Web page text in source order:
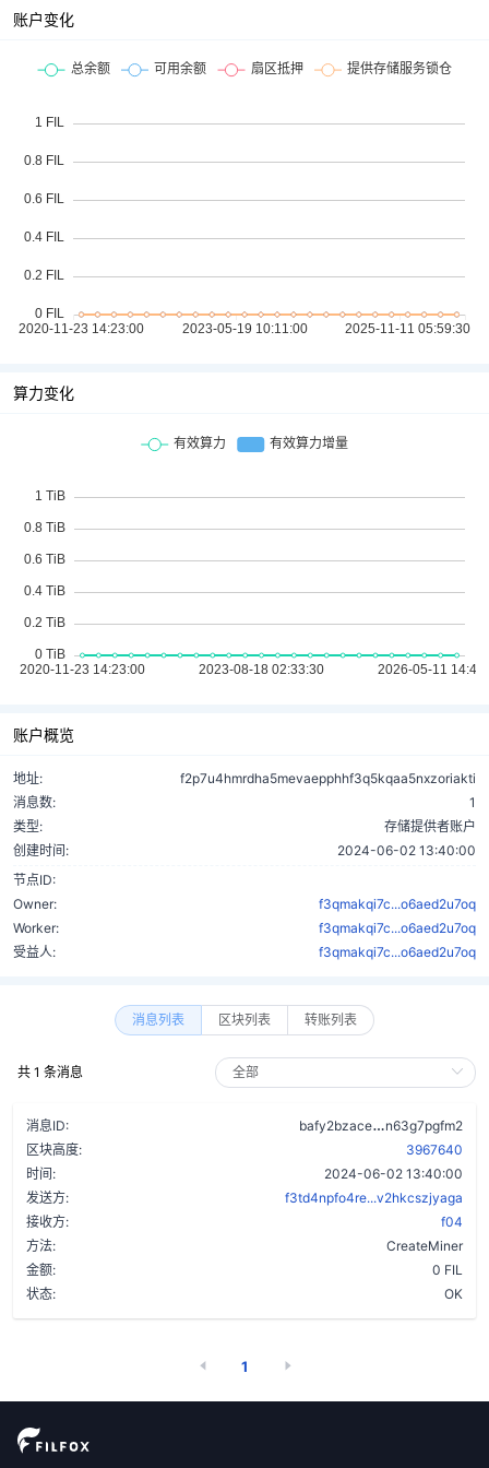
账户变化
算力变化
账户概览
地址:
f2p7u4hmrdha5mevaepphhf3q5kqaa5nxzoriakti
消息数:
1
类型:
存储提供者账户
创建时间:
2024-06-02 13:40:00
节点ID:
Owner:
f3qmakqi7c...o6aed2u7oq
Worker:
f3qmakqi7c...o6aed2u7oq
受益人:
f3qmakqi7c...o6aed2u7oq
消息列表 区块列表 转账列表
共 1 条消息
消息ID: bafy2bzace
n63g7pgfm2
区块高度:
3967640
时间:
2024-06-02 13:40:00
发送方:
f3td4npfo4re...v2hkcszjyaga
接收方:
f04
方法:
CreateMiner
金额:
0 FIL
状态:
OK
1